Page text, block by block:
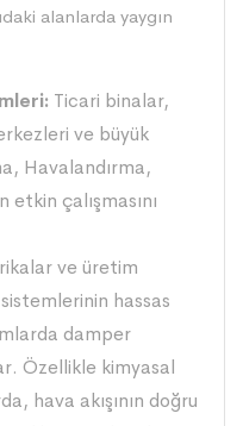
alanlarda yaygın
Ticari binalar,
ve büyük
Havalandırma,
çalışmasını
ve üretim
hassas
damper
Özellikle kimyasal
hava akışının doğru